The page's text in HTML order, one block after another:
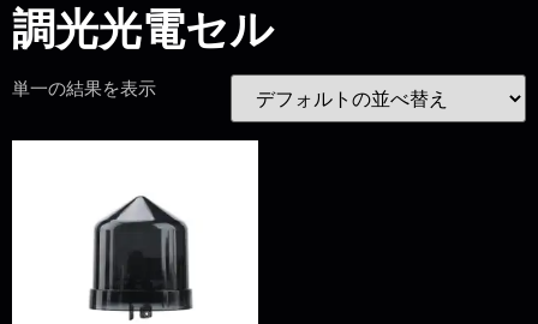
調光光電セル
単一の結果を表示